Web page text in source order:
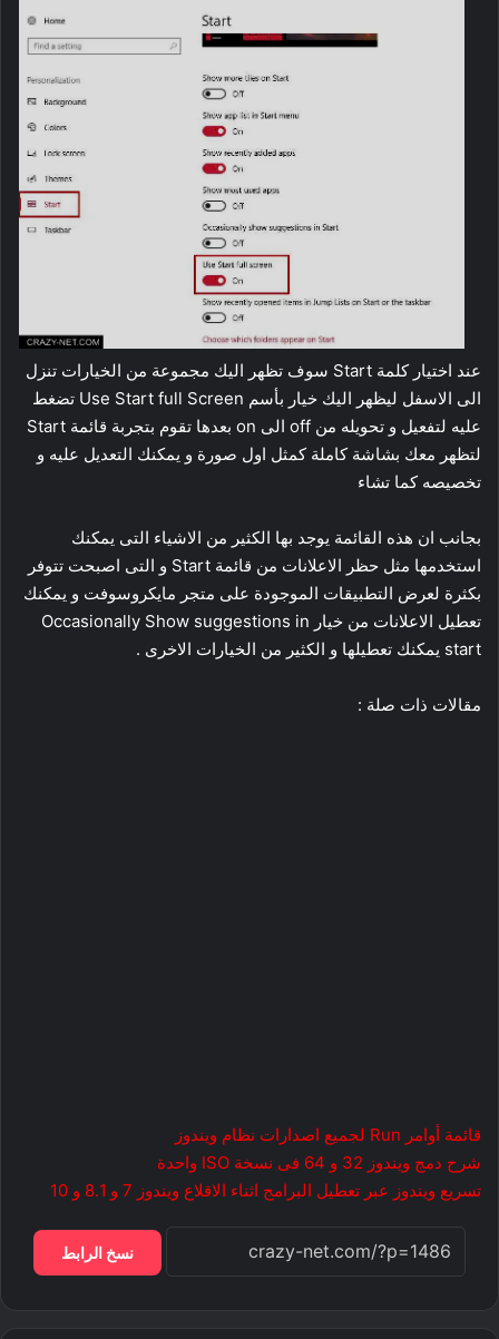
عند اختيار كلمة Start سوف تظهر اليك مجموعة من الخيارات تنزل
الى الاسفل ليظهر اليك خيار بأسم Use Start full Screen تضغط
عليه لتفعيل و تحويله من off الى on بعدها تقوم بتجربة قائمة Start
لتظهر معك بشاشة كاملة كمثل اول صورة و يمكنك التعديل عليه و
تخصيصه كما تشاء
بجانب ان هذه القائمة يوجد بها الكثير من الاشياء التى يمكنك
استخدمها مثل حظر الاعلانات من قائمة Start و التى اصبحت تتوفر
بكثرة لعرض التطبيقات الموجودة على متجر مايكروسوفت و يمكنك
تعطيل الاعلانات من خيار Occasionally Show suggestions in
start يمكنك تعطيلها و الكثير من الخيارات الاخرى .
مقالات ذات صلة :
قائمة أوامر Run لجميع اصدارات نظام ويندوز
شرح دمج ويندوز 32 و 64 فى نسخة ISO واحدة
تسريع ويندوز عبر تعطيل البرامج اثناء الاقلاع ويندوز 7 و 8.1 و 10
نسخ الرابط